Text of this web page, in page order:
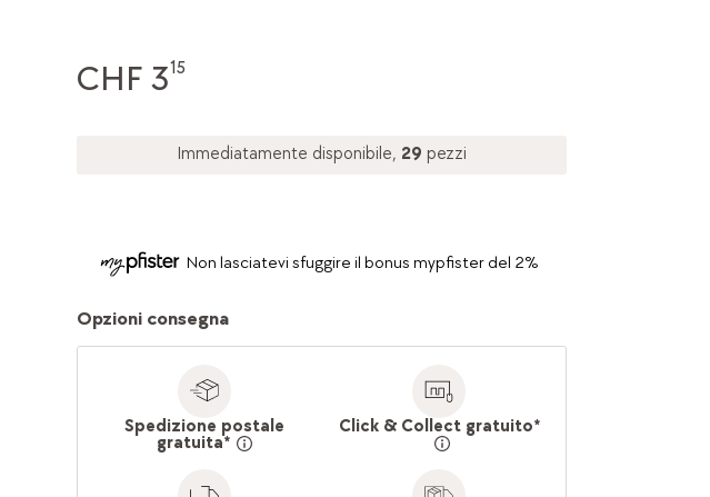
CHF 315
Immediatamente disponibile, 29 pezzi
Non lasciatevi sfuggire il bonus mypfister del 2%
Opzioni consegna
Spedizione postale
gratuita*
Click & Collect gratuito*